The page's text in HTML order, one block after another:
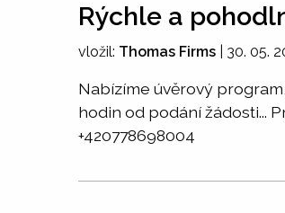
Rýchle a
vložil: Thomas Firms 30. 05.
Nabízíme úvěrový
hodin od podání žádosti...
+420778698004